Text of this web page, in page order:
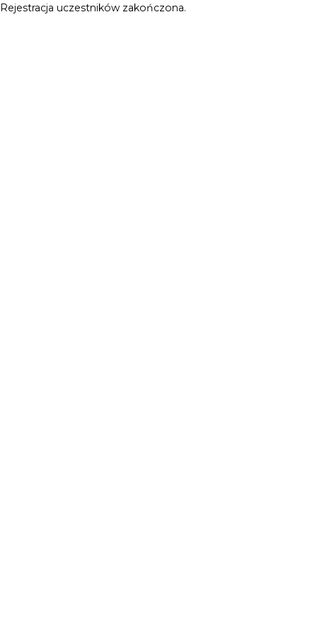
Rejestracja uczestników zakończona.